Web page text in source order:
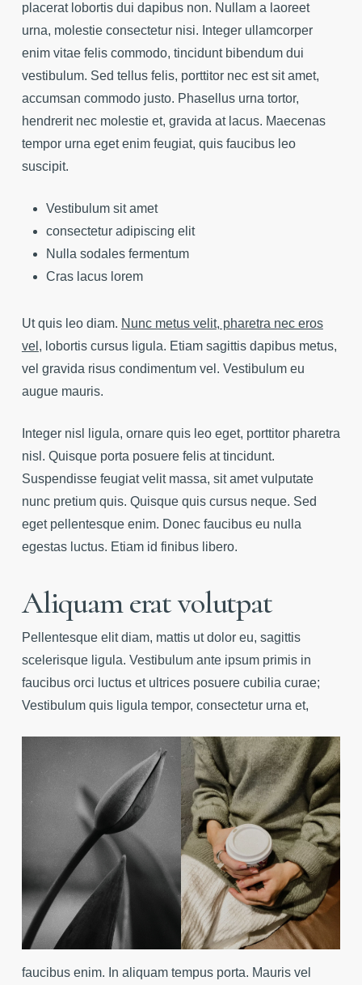
placerat lobortis dui dapibus non. Nullam a laoreet
urna, molestie consectetur nisi. Integer ullamcorper
enim vitae felis commodo, tincidunt bibendum dui
vestibulum. Sed tellus felis, porttitor nec est sit amet,
accumsan commodo justo. Phasellus urna tortor,
hendrerit nec molestie et, gravida at lacus. Maecenas
tempor urna eget enim feugiat, quis faucibus leo
suscipit.
Vestibulum sit amet
consectetur adipiscing elit
Nulla sodales fermentum
Cras lacus lorem
Ut quis leo diam. Nunc metus velit, pharetra nec eros
vel , lobortis cursus ligula. Etiam sagittis dapibus metus,
vel gravida risus condimentum vel. Vestibulum eu
augue mauris.
Integer nisl ligula, ornare quis leo eget, porttitor pharetra
nisl. Quisque porta posuere felis at tincidunt.
Suspendisse feugiat velit massa, sit amet vulputate
nunc pretium quis. Quisque quis cursus neque. Sed
eget pellentesque enim. Donec faucibus eu nulla
egestas luctus. Etiam id finibus libero.
Aliquam erat volutpat
Pellentesque elit diam, mattis ut dolor eu, sagittis
scelerisque ligula. Vestibulum ante ipsum primis in
faucibus orci luctus et ultrices posuere cubilia curae;
Vestibulum quis ligula tempor, consectetur urna et,
faucibus enim. In aliquam tempus porta. Mauris vel